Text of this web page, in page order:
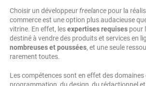
Choisir un développeur freelance pour la
commerce est une option plus audacieuse
vitrine. En effet, lesexpertises requises pour
destiné à vendre des produits et services en
nombreuses et poussées, et une seule
rarement toutes.
Les compétences sont en effet des domaines
programmation, du design, du rédactionnel